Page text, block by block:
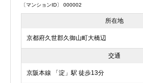
〔マンションID〕 000002
所在地
京都府久世郡久御山町大橋辺
交通
京阪本線 「淀」駅 徒歩13分